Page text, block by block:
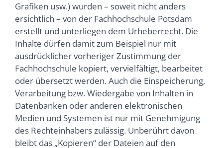
Grafiken usw.) wurden – soweit nicht anders
ersichtlich – von der Fachhochschule Potsdam
erstellt und unterliegen dem Urheberrecht. Die
Inhalte dürfen damit zum Beispiel nur mit
ausdrücklicher vorheriger Zustimmung der
Fachhochschule kopiert, vervielfältigt, bearbeitet
oder übersetzt werden. Auch die Einspeicherung,
Verarbeitung bzw. Wiedergabe von Inhalten in
Datenbanken oder anderen elektronischen
Medien und Systemen ist nur mit Genehmigung
des Rechteinhabers zulässig. Unberührt davon
bleibt das „Kopieren“ der Dateien auf den